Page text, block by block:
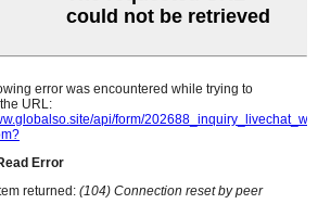
Scots Gaelic
Sindhi
Swahili
Tajik
Ukrainian